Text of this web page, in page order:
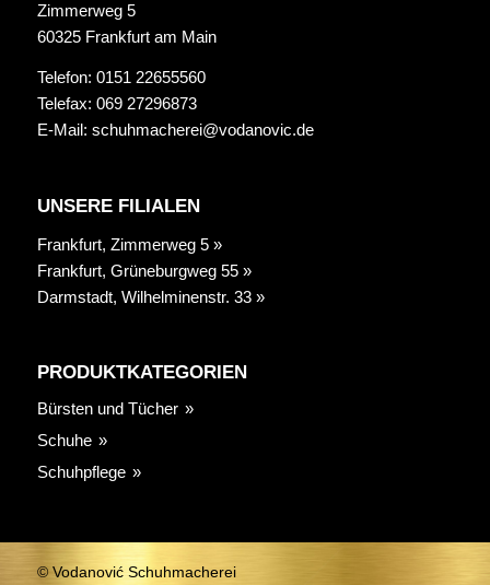
Zimmerweg 5
60325 Frankfurt am Main
Telefon: 0151 22655560
Telefax: 069 27296873
E-Mail: schuhmacherei@vodanovic.de
UNSERE FILIALEN
Frankfurt, Zimmerweg 5 »
Frankfurt, Grüneburgweg 55 »
Darmstadt, Wilhelminenstr. 33 »
PRODUKTKATEGORIEN
Bürsten und Tücher
Schuhe
Schuhpflege
© Vodanović Schuhmacherei